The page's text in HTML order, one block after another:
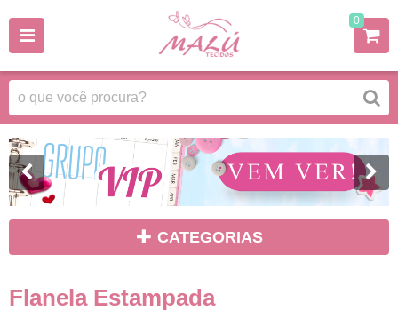
0
CATEGORIAS
Flanela Estampada